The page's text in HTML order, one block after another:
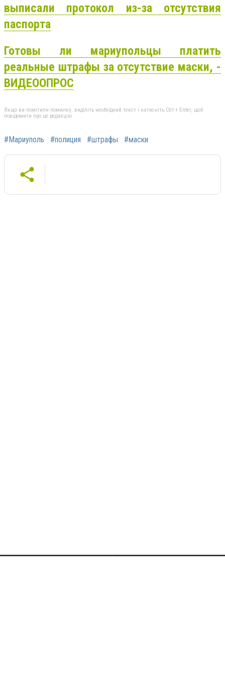
выписали протокол из-за отсутствия
паспорта
Готовы ли мариупольцы платить
реальные штрафы за отсутствие маски, -
ВИДЕООПРОС
Якщо ви помітили помилку, виділіть необхідний текст і натисніть Ctrl + Enter, щоб
повідомити про це редакцію
#Мариуполь #полиция #штрафы #маски